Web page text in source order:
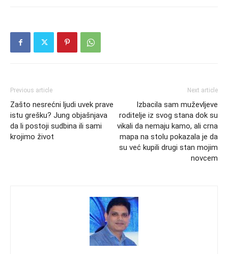
Previous article
Zašto nesrećni ljudi uvek prave
istu grešku? Jung objašnjava
da li postoji sudbina ili sami
krojimo život
Next article
Izbacila sam muževljeve
roditelje iz svog stana dok su
vikali da nemaju kamo, ali crna
mapa na stolu pokazala je da
su već kupili drugi stan mojim
novcem